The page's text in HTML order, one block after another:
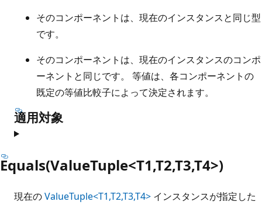
そのコンポーネントは、現在のインスタンスと同じ型
です。
そのコンポーネントは、現在のインスタンスのコンポ
ーネントと同じです。 等値は、各コンポーネントの
既定の等値比較子によって決定されます。
適用対象
Equals(ValueTuple<T1,T2,T3,T4>)
現在のValueTuple<T1,T2,T3,T4> インスタンスが指定した